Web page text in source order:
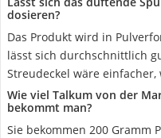
dosieren?
Das Produkt wird in
lässt sich durchschnittlich
Streudeckel wäre
Wie viel Talkum von der
bekommt man?
Sie bekommen 200 Gramm